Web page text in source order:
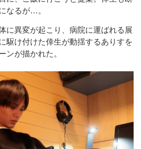
なるが…。
に異変が起こり、病院に運ばれる展
駆け付けた倖生が動揺するありすを
ンが描かれた。